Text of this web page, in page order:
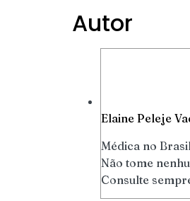
Autor
Elaine Peleje
Médica no
Não tome
Consulte